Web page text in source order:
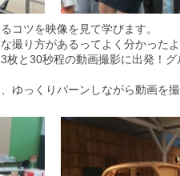
コツを映像を見て学びます。
撮り方があるってよく分かった
と30秒程の動画撮影に出発！
ゆっくりパーンしながら動画を